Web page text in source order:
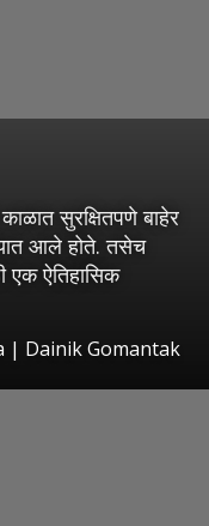
सुरक्षितपणे बाहेर
आले होते. तसेच
एक ऐतिहासिक
| Dainik Gomantak